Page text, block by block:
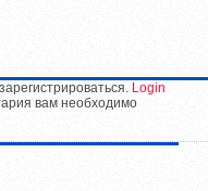
Login
вам необходимо